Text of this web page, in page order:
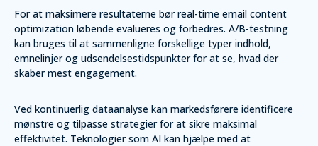
For at maksimere resultaterne bør real-time email content
optimization løbende evalueres og forbedres. A/B-testning
kan bruges til at sammenligne forskellige typer indhold,
emnelinjer og udsendelsestidspunkter for at se, hvad der
skaber mest engagement.
Ved kontinuerlig dataanalyse kan markedsførere identificere
mønstre og tilpasse strategier for at sikre maksimal
effektivitet. Teknologier som AI kan hjælpe med at